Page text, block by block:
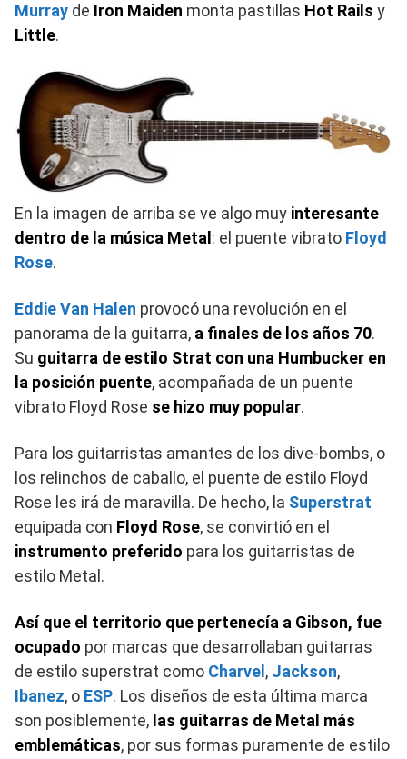
Murray de Iron Maiden monta pastillas Hot Rails y
Little.
En la imagen de arriba se ve algo muy interesante
dentro de la música Metal : el puente vibrato Floyd
Rose.
Eddie Van Halen provocó una revolución en el
panorama de la guitarra, a finales de los años 70.
Su guitarra de estilo Strat con una Humbucker en
la posición puente, acompañada de un puente
vibrato Floyd Rose se hizo muy popular.
Para los guitarristas amantes de los dive-bombs, o
los relinchos de caballo, el puente de estilo Floyd
Rose les irá de maravilla. De hecho, la Superstrat
equipada con Floyd Rose, se convirtió en el
instrumento preferido para los guitarristas de
estilo Metal.
Así que el territorio que pertenecía a Gibson, fue
ocupado por marcas que desarrollaban guitarras
de estilo superstrat como Charvel , Jackson,
Ibanez, o ESP. Los diseños de esta última marca
son posiblemente, las guitarras de Metal más
emblemáticas, por sus formas puramente de estilo